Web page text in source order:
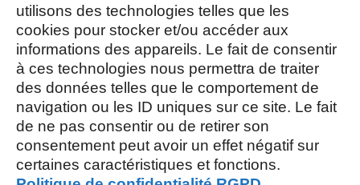
utilisons des technologies telles que les
cookies pour stocker et/ou accéder aux
informations des appareils. Le fait de consentir
à ces technologies nous permettra de traiter
des données telles que le comportement de
navigation ou les ID uniques sur ce site. Le fait
de ne pas consentir ou de retirer son
consentement peut avoir un effet négatif sur
certaines caractéristiques et fonctions.
Mercredi et Samedi : 8h- 12h
AOÛT, 2026